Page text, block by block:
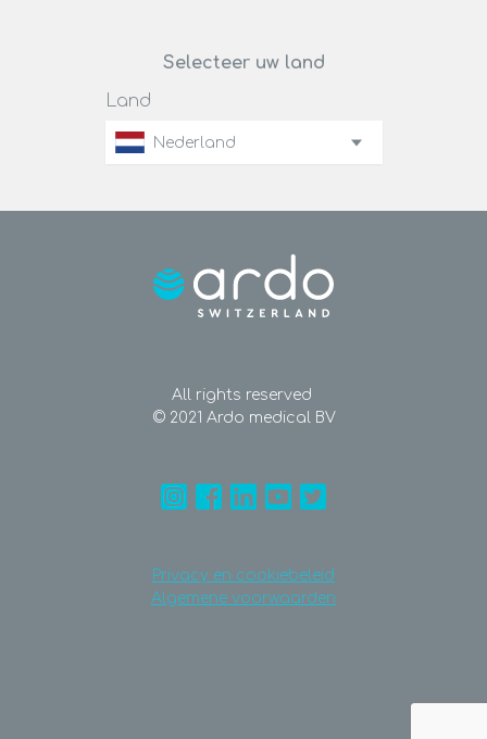
Selecteer uw land
Land
Nederland
All rights reserved
© 2021 Ardo medical BV
Privacy en cookiebeleid
Algemene voorwaarden